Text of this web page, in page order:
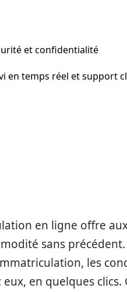
et confidentialité
en temps réel et support
en ligne offre
sans
les
en quelques clics.